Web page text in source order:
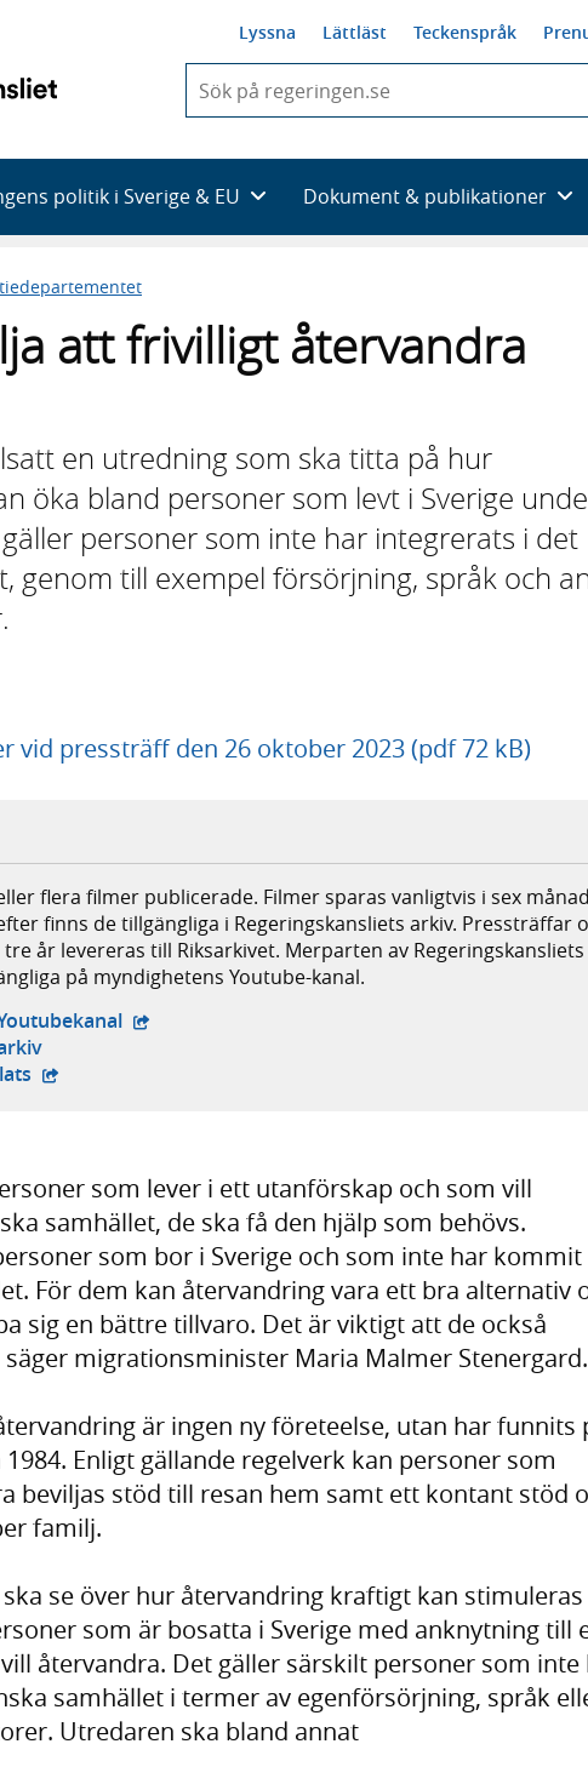
Lyssna Lättläst Teckenspråk
du
skriva
framträder
en
politik i Sverige & EU Dokument & publikationer
att frivilligt återvandra
en utredning som ska titta på hur
öka bland personer som levt i Sverige
personer som inte har integrerats i det
genom till exempel försörjning, språk och
vid pressträff den 26 oktober 2023 (pdf 72 kB)
flera filmer publicerade. Filmer sparas vanligtvis i sex
finns de tillgängliga i Regeringskansliets arkiv. Pressträffar
år levereras till Riksarkivet. Merparten av Regeringskansliets
på myndighetens Youtube-kanal.
- extern webbplats,
- extern webbplats,
som lever i ett utanförskap och som vill
samhället, de ska få den hjälp som behövs.
som bor i Sverige och som inte har kommit
För dem kan återvandring vara ett bra alternativ
sig en bättre tillvaro. Det är viktigt att de också
migrationsminister Maria Malmer Stenergard.
är ingen ny företeelse, utan har funnits
Enligt gällande regelverk kan personer som
beviljas stöd till resan hem samt ett kontant stöd
familj.
se över hur återvandring kraftigt kan stimuleras
som är bosatta i Sverige med anknytning till
återvandra. Det gäller särskilt personer som inte
samhället i termer av egenförsörjning, språk
Utredaren ska bland annat